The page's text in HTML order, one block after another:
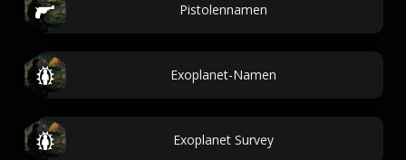
Pistolennamen
Exoplanet-Namen
Exoplanet Survey